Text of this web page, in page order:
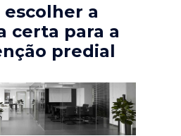
escolher a
certa para a
predial